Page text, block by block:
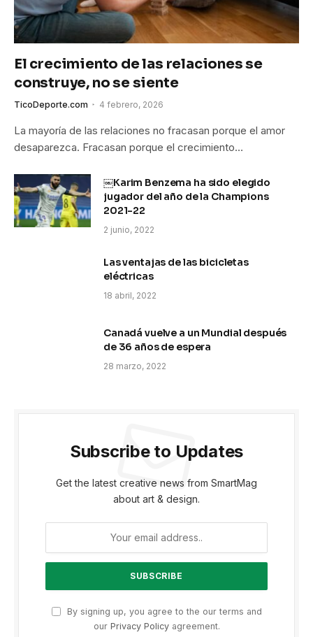
El crecimiento de las relaciones se
construye, no se siente
TicoDeporte.com 4 febrero, 2026
La mayoría de las relaciones no fracasan porque el amor
desaparezca. Fracasan porque el crecimiento…
￼Karim Benzema ha sido elegido
jugador del año de la Champions
2021-22
2 junio, 2022
Las ventajas de las bicicletas
eléctricas
18 abril, 2022
Canadá vuelve a un Mundial después
de 36 años de espera
28 marzo, 2022
Subscribe to Updates
Get the latest creative news from SmartMag
about art & design.
By signing up, you agree to the our terms and
our Privacy Policyagreement.